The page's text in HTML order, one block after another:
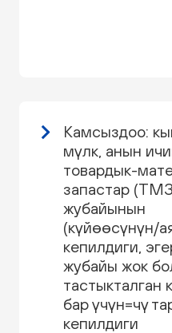
Камсыздоо:
мүлк, анын
товардык-
запастар
жубайынын
(күйөөсүнүн/
кепилдиги,
жубайы жок
тастыкталган
бар үчүн=чү
кепилдиги